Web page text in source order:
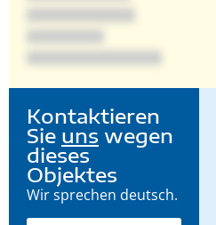
Kontaktieren
Sie uns wegen
dieses
Objektes
Wir sprechen deutsch.